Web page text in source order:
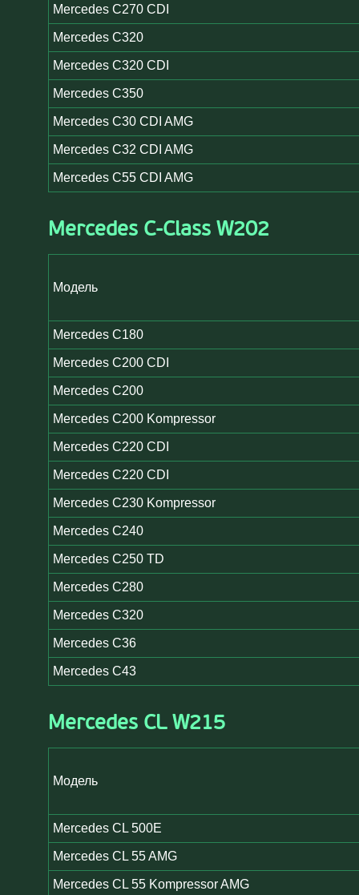
Mercedes C270 CDI
Mercedes C320
Mercedes C320 CDI
Mercedes C350
Mercedes C30 CDI AMG
Mercedes C32 CDI AMG
Mercedes C55 CDI AMG
Mercedes C-Class W202
Модель
Mercedes C180
Mercedes C200 CDI
Mercedes C200
Mercedes C200 Kompressor
Mercedes C220 CDI
Mercedes C220 CDI
Mercedes C230 Kompressor
Mercedes C240
Mercedes C250 TD
Mercedes C280
Mercedes C320
Mercedes C36
Mercedes C43
Mercedes CL W215
Модель
Mercedes CL 500E
Mercedes CL 55 AMG
Mercedes CL 55 Kompressor AMG